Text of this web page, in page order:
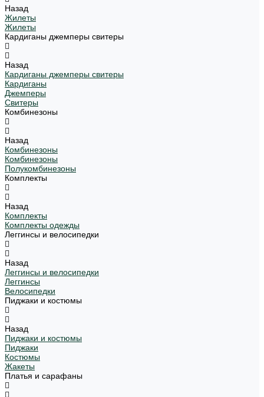
Назад
Жилеты
Жилеты
Кардиганы джемперы свитеры
Назад
Кардиганы джемперы свитеры
Кардиганы
Джемперы
Свитеры
Комбинезоны
Назад
Комбинезоны
Комбинезоны
Полукомбинезоны
Комплекты
Назад
Комплекты
Комплекты одежды
Леггинсы и велосипедки
Назад
Леггинсы и велосипедки
Леггинсы
Велосипедки
Пиджаки и костюмы
Назад
Пиджаки и костюмы
Пиджаки
Костюмы
Жакеты
Платья и сарафаны